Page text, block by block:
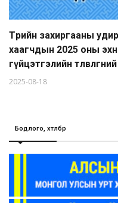
Төрийн захиргааны
хаагчдын 2025 оны
гүйцэтгэлийн
2025-08-18
Бодлого, хөтөлбөр